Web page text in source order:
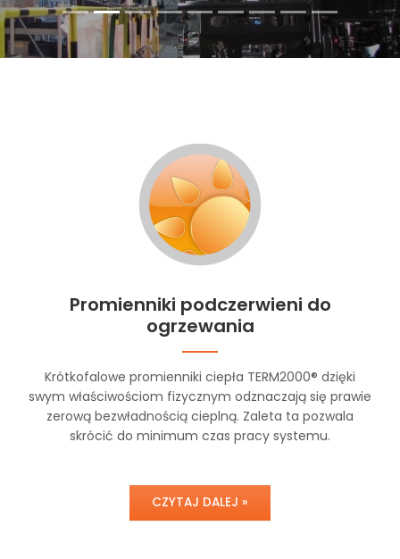
Promienniki podczerwieni do
ogrzewania
Krótkofalowe promienniki ciepła TERM2000® dzięki
swym właściwościom fizycznym odznaczają się prawie
zerową bezwładnością cieplną. Zaleta ta pozwala
skrócić do minimum czas pracy systemu.
CZYTAJ DALEJ »